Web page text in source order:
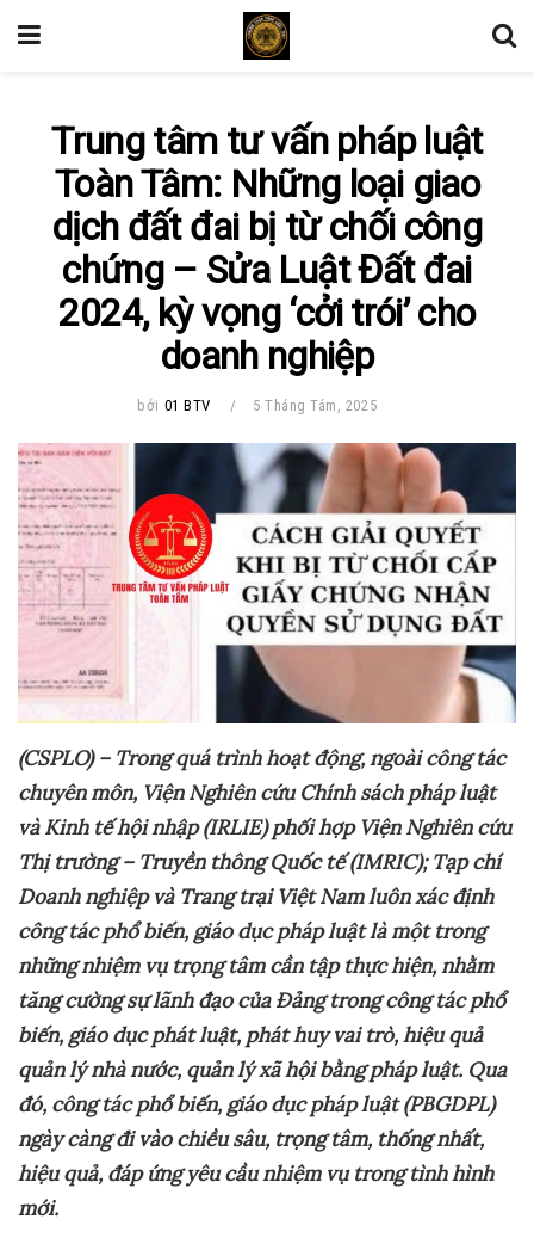
Trung tâm tư vấn pháp luật
Toàn Tâm: Những loại giao
dịch đất đai bị từ chối công
chứng – Sửa Luật Đất đai
2024, kỳ vọng ‘cởi trói’ cho
doanh nghiệp
bởi 01 BTV 5 Tháng Tám, 2025
(CSPLO) – Trong quá trình hoạt động, ngoài công tác
chuyên môn, Viện Nghiên cứu Chính sách pháp luật
và Kinh tế hội nhập (IRLIE) phối hợp Viện Nghiên cứu
Thị trường – Truyền thông Quốc tế (IMRIC); Tạp chí
Doanh nghiệp và Trang trại Việt Namluôn xác định
công tác phổ biến, giáo dục pháp luật là một trong
những nhiệm vụ trọng tâm cần tập thực hiện, nhằm
tăng cường sự lãnh đạo của Đảng trong công tác phổ
biến, giáo dục phát luật, phát huy vai trò, hiệu quả
quản lý nhà nước, quản lý xã hội bằng pháp luật. Qua
đó, công tác phổ biến, giáo dục pháp luật (PBGDPL)
ngày càng đi vào chiều sâu, trọng tâm, thống nhất,
hiệu quả, đáp ứng yêu cầu nhiệm vụ trong tình hình
mới.